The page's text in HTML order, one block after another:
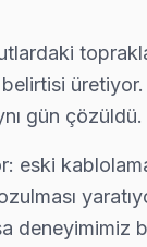
arıza
gün çözüldü.
eski
deneyimimiz